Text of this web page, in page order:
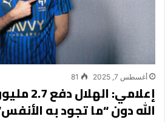
أغسطس 7, 2025 81
إعلامي:
الله دون “ما تجود به